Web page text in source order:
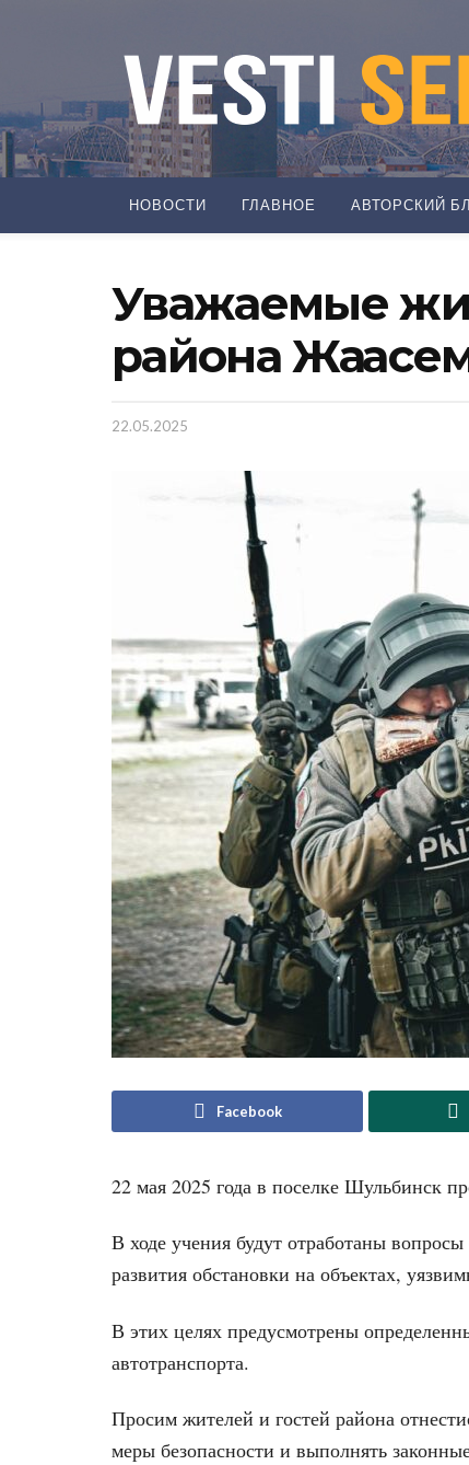
НОВОСТИ ГЛАВНОЕ АВТОРСКИЙ
Уважаемые
района
22.05.2025
Facebook
22 мая 2025 года в поселке Шульбинск
В ходе учения будут отработаны
развития обстановки на объектах,
В этих целях предусмотрены
автотранспорта.
Просим жителей и гостей района
меры безопасности и выполнять